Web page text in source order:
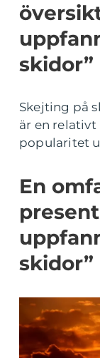
skidor”
Skejting på
är en relativt
popularitet
En
skidor”